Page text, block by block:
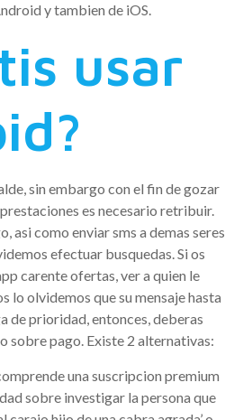
y tambien de iOS.
usar
sin embargo con el fin de gozar
es necesario retribuir.
asi como enviar sms a demas seres
efectuar busquedas. Si os
carente ofertas, ver a quien le
lo olvidemos que su mensaje hasta
de prioridad, entonces, deberas
sobre pago. Existe 2 alternativas:
una suscripcion premium
sobre investigar la persona que